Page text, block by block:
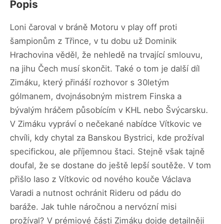
Popis
Loni čaroval v bráně Motoru v play off proti
šampionům z Třince, v tu dobu už Dominik
Hrachovina věděl, že nehledě na trvající smlouvu,
na jihu Čech musí skončit. Také o tom je další díl
Zimáku, který přináší rozhovor s 30letým
gólmanem, dvojnásobným mistrem Finska a
bývalým hráčem působícím v KHL nebo Švýcarsku.
V Zimáku vypráví o nečekané nabídce Vítkovic ve
chvíli, kdy chytal za Banskou Bystrici, kde prožíval
specifickou, ale příjemnou štaci. Stejně však tajně
doufal, že se dostane do ještě lepší soutěže. V tom
přišlo laso z Vítkovic od nového kouče Václava
Varadi a nutnost ochránit Rideru od pádu do
baráže. Jak tuhle náročnou a nervózní misi
prožíval? V prémiové části Zimáku dojde detailněji